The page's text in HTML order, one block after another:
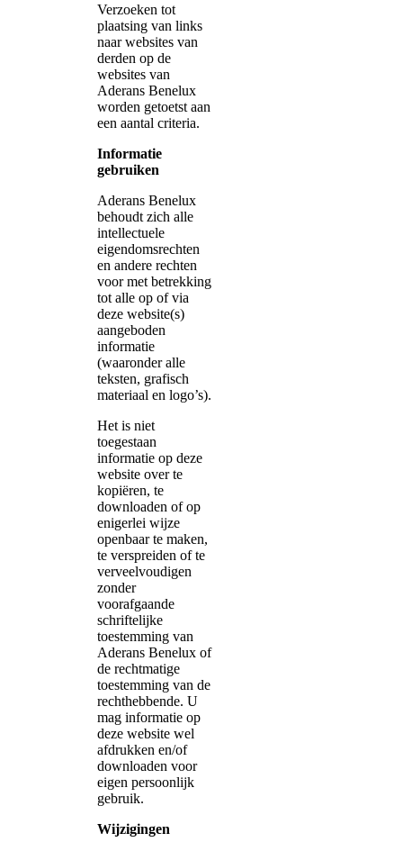
Verzoeken tot
plaatsing van links
naar websites van
derden op de
websites van
Aderans Benelux
worden getoetst aan
een aantal criteria.
Informatie
gebruiken
Aderans Benelux
behoudt zich alle
intellectuele
eigendomsrechten
en andere rechten
voor met betrekking
tot alle op of via
deze website(s)
aangeboden
informatie
(waaronder alle
teksten, grafisch
materiaal en logo’s).
Het is niet
toegestaan
informatie op deze
website over te
kopiëren, te
downloaden of op
enigerlei wijze
openbaar te maken,
te verspreiden of te
verveelvoudigen
zonder
voorafgaande
schriftelijke
toestemming van
Aderans Benelux of
de rechtmatige
toestemming van de
rechthebbende. U
mag informatie op
deze website wel
afdrukken en/of
downloaden voor
eigen persoonlijk
gebruik.
Wijzigingen